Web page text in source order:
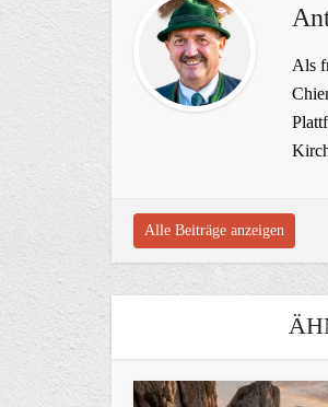
Als
Alle Beiträge anzeigen